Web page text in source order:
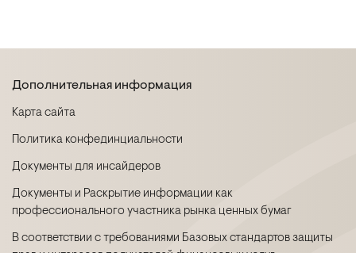
Дополнительная информация
Карта сайта
Политика конфединциальности
Документы для инсайдеров
Документы и Раскрытие информации как
профессионального участника рынка ценных бумаг
В соответствии с требованиями Базовых стандартов защиты